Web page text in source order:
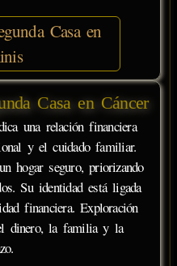
Casa en
Casa en Cáncer
una relación financiera
y el cuidado familiar.
hogar seguro, priorizando
Su identidad está ligada
financiera. Exploración
dinero, la familia y la